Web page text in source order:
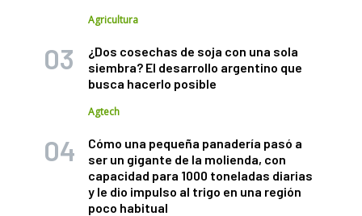
Agricultura
¿Dos cosechas de soja con una sola
siembra? El desarrollo argentino que
busca hacerlo posible
Agtech
Cómo una pequeña panadería pasó a
ser un gigante de la molienda, con
capacidad para 1000 toneladas diarias
y le dio impulso al trigo en una región
poco habitual